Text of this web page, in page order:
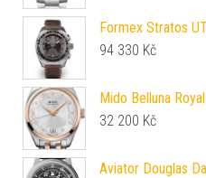
Formex Stratos
94 330 Kč
Mido Belluna
32 200 Kč
Aviator Douglas